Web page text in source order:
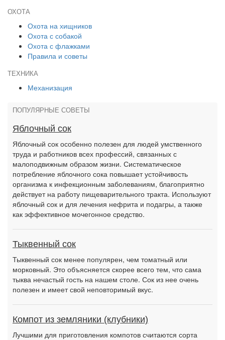
ОХОТА
Охота на хищников
Охота с собакой
Охота с флажками
Правила и советы
ТЕХНИКА
Механизация
ПОПУЛЯРНЫЕ СОВЕТЫ
Яблочный сок
Яблочный сок особенно полезен для людей умственного
труда и работников всех профессий, связанных с
малоподвижным образом жизни. Систематическое
потребление яблочного сока повышает устойчивость
организма к инфекционным заболеваниям, благоприятно
действует на работу пищеварительного тракта. Используют
яблочный сок и для лечения нефрита и подагры, а также
как эффективное мочегонное средство.
Тыквенный сок
Тыквенный сок менее популярен, чем томатный или
морковный. Это объясняется скорее всего тем, что сама
тыква нечастый гость на нашем столе. Сок из нее очень
полезен и имеет свой неповторимый вкус.
Компот из земляники (клубники)
Лучшими для приготовления компотов считаются сорта